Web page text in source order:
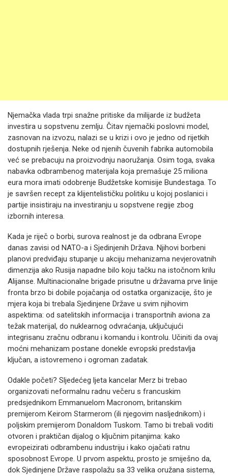
Njemačka vlada trpi snažne pritiske da milijarde iz budžeta
investira u sopstvenu zemlju. Čitav njemački poslovni model,
zasnovan na izvozu, nalazi se u krizi i ovo je jedno od rijetkih
dostupnih rješenja. Neke od njenih čuvenih fabrika automobila
već se prebacuju na proizvodnju naoružanja. Osim toga, svaka
nabavka odbrambenog materijala koja premašuje 25 miliona
eura mora imati odobrenje Budžetske komisije Bundestaga. To
je savršen recept za klijentelističku politiku u kojoj poslanici i
partije insistiraju na investiranju u sopstvene regije zbog
izbornih interesa.
Kada je riječ o borbi, surova realnost je da odbrana Evrope
danas zavisi od NATO-a i Sjedinjenih Država. Njihovi borbeni
planovi predviđaju stupanje u akciju mehanizama nevjerovatnih
dimenzija ako Rusija napadne bilo koju tačku na istočnom krilu
Alijanse. Multinacionalne brigade prisutne u državama prve linije
fronta brzo bi dobile pojačanja od ostatka organizacije, što je
mjera koja bi trebala Sjedinjene Države u svim njihovim
aspektima: od satelitskih informacija i transportnih aviona za
težak materijal, do nuklearnog odvraćanja, uključujući
integrisanu zračnu odbranu i komandu i kontrolu. Učiniti da ovaj
moćni mehanizam postane donekle evropski predstavlja
ključan, a istovremeno i ogroman zadatak.
Odakle početi? Sljedećeg ljeta kancelar Merz bi trebao
organizovati neformalnu radnu večeru s francuskim
predsjednikom Emmanuelom Macronom, britanskim
premijerom Keirom Starmerom (ili njegovim nasljednikom) i
poljskim premijerom Donaldom Tuskom. Tamo bi trebali voditi
otvoren i praktičan dijalog o ključnim pitanjima: kako
evropeizirati odbrambenu industriju i kako ojačati ratnu
sposobnost Evrope. U prvom aspektu, prosto je smiješno da,
dok Sjedinjene Države raspolažu sa 33 velika oružana sistema,